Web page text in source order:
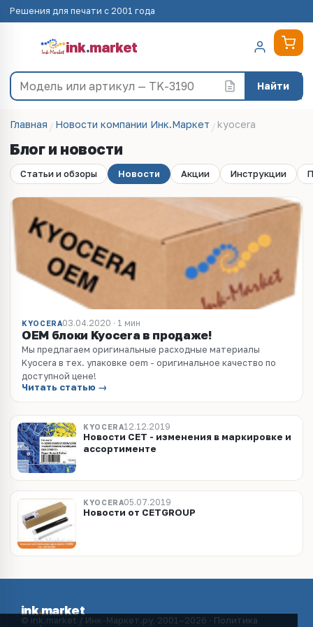
Решения для печати с 2001 года
ink.market
Найти
Главная Новости компании Инк.Маркет kyocera
Блог и новости
Статьи и обзоры Новости Акции Инструкции
KYOCERA03.04.2020 · 1 мин
OEM блоки Kyocera в продаже!
Мы предлагаем оригинальные расходные материалы
Kyocera в тех. упаковке oem - оригинальное качество по
доступной цене!
Читать статью →
KYOCERA12.12.2019
Новости CET - изменения в маркировке и
ассортименте
KYOCERA05.07.2019
Новости от CETGROUP
ink.market
© ink.market / Инк-Маркет.ру, 2001–2026 · Политика